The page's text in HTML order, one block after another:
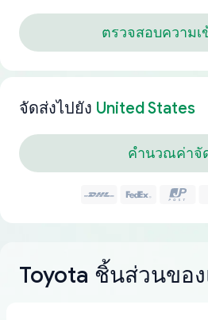
ตรวจสอบความเ
จัดส่งไปยัง United States
คำนวณค่าจั
Toyota ชิ้นส่วนขอ